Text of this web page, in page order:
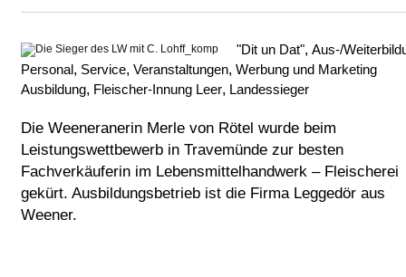
"Dit un Dat", Aus-/
Personal, Service, Veranstaltungen, Werbung und Marketing
Ausbildung, Fleischer-Innung Leer, Landessieger
Die Weeneranerin Merle von Rötel wurde beim
Leistungswettbewerb in Travemünde zur besten
Fachverkäuferin im Lebensmittelhandwerk – Fleischerei
gekürt. Ausbildungsbetrieb ist die Firma Leggedör aus
Weener.